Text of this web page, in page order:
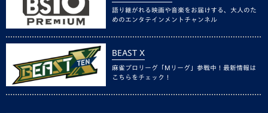
語り継がれる映画や音楽をお届けする、大人のた
めのエンタテインメントチャンネル
BEAST X
麻雀プロリーグ「Mリーグ」参戦中！最新情報は
こちらをチェック！